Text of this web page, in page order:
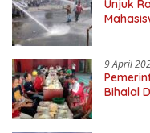
Unjuk
9 April
Bihalal